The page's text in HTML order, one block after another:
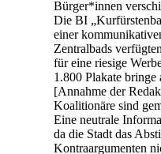
Bürger*innen
Die BI
einer
Zentralbads
für eine riesige
1.800 Plakate
[Annahme der
Koalitionäre sind
Eine neutrale
da die Stadt das
Kontraargumenten